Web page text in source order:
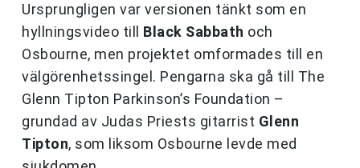
Ursprungligen var versionen tänkt som en
hyllningsvideo till Black Sabbath och
Osbourne, men projektet omformades till en
välgörenhetssingel. Pengarna ska gå till The
Glenn Tipton Parkinson’s Foundation –
grundad av Judas Priests gitarrist Glenn
Tipton, som liksom Osbourne levde med